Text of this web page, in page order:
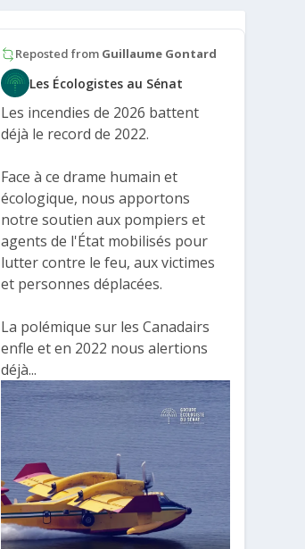
Reposted from Guillaume Gontard
Les Écologistes au Sénat
Les incendies de 2026 battent
déjà le record de 2022.
Face à ce drame humain et
écologique, nous apportons
notre soutien aux pompiers et
agents de l'État mobilisés pour
lutter contre le feu, aux victimes
et personnes déplacées.
La polémique sur les Canadairs
enfle et en 2022 nous alertions
déjà...